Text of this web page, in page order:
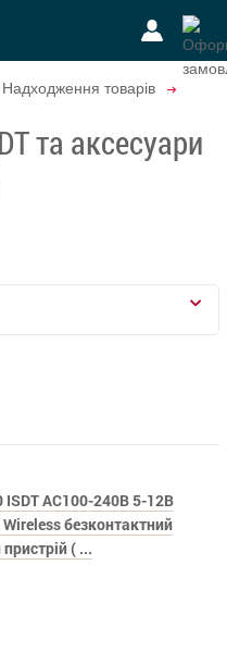
Надходження товарів
та аксесуари
ISDT AC100-240В 5-12В
безконтактний
( ...